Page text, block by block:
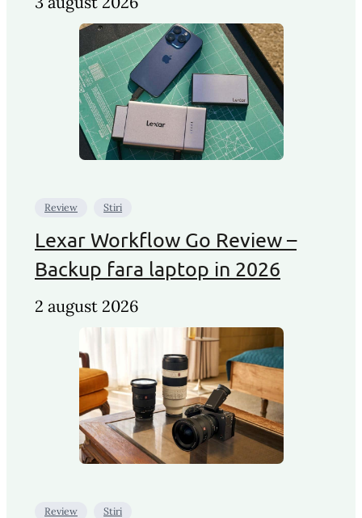
Review Stiri
Lexar Workflow Go Review –
Backup fara laptop in 2026
2 august 2026
Review Stiri